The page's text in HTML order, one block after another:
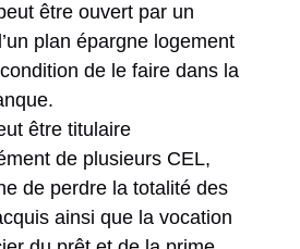
être ouvert par un
plan épargne logement
de le faire dans la
être titulaire
de plusieurs CEL,
de perdre la totalité des
ainsi que la vocation